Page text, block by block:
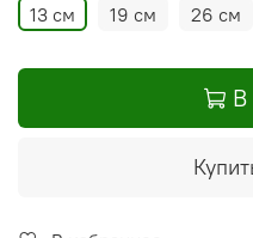
13 см 19 см 26 см
В